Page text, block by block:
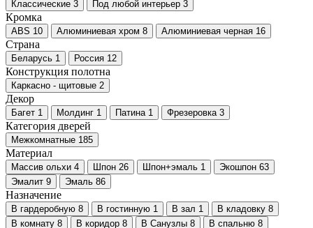
Классические 3 Под любой интерьер 3
Кромка
ABS 10 Алюминиевая хром 8 Алюминиевая черная 16
Страна
Беларусь 1 Россия 12
Конструкция полотна
Каркасно - щитовые 2
Декор
Багет 1 Молдинг 1 Патина 1 Фрезеровка 3
Категория дверей
Межкомнатные 185
Материал
Массив ольхи 4 Шпон 26 Шпон+эмаль 1 Экошпон 63
Эмалит 9 Эмаль 86
Назначение
В гардеробную 8 В гостинную 1 В зал 1 В кладовку 8
В комнату 8 В коридор 8 В Санузлы 8 В спальню 8